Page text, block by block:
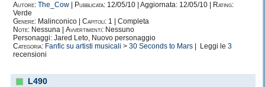
Autore: The_Cow Pubblicata: 12/05/10 | Aggiornata: 12/05/10 |
Rating:
Verde
Genere: Malinconico | Capitoli: 1 | Completa
Note: Nessuna | Avvertimenti: Nessuno
Personaggi: Jared Leto, Nuovo personaggio
Categoria: Fanfic su artisti musicali > 30 Seconds to Mars | Leggi le 3
recensioni
L490